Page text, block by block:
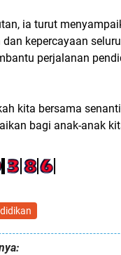
ia turut
kepercayaan
perjalanan
kita bersama
bagi anak-anak